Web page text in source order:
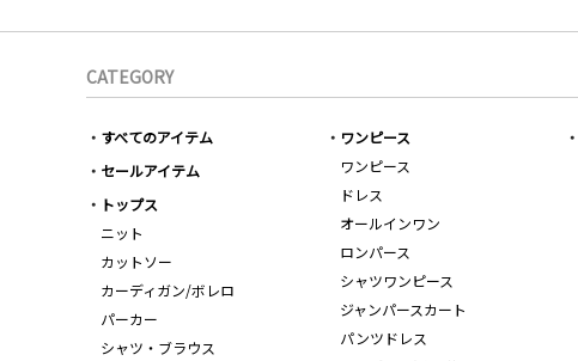
CATEGORY
すべてのアイテム
セールアイテム
トップス
ニット
カットソー
カーディガン/ボレロ
パーカー
シャツ・ブラウス
ワンピース
ワンピース
ドレス
オールインワン
ロンパース
シャツワンピース
ジャンパースカート
パンツドレス